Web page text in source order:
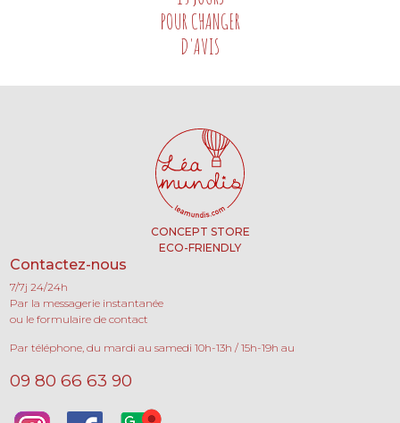
POUR CHANGER
D'AVIS
CONCEPT STORE
ECO-FRIENDLY
Contactez-nous
7/7j 24/24h
Par la messagerie instantanée
ou le formulaire de contact
Par téléphone, du mardi au samedi 10h-13h / 15h-19h au
09 80 66 63 90